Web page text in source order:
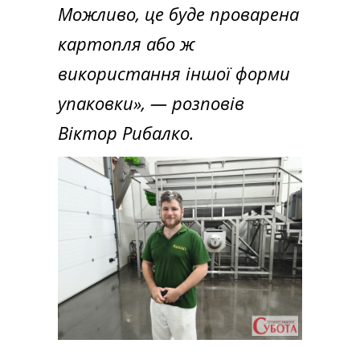
Можливо, це буде проварена
картопля або ж
використання іншої форми
упаковки», — розповів
Віктор Рибалко.